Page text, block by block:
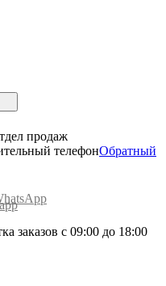
продаж
телефонОбратный
заказов с 09:00 до 18:00